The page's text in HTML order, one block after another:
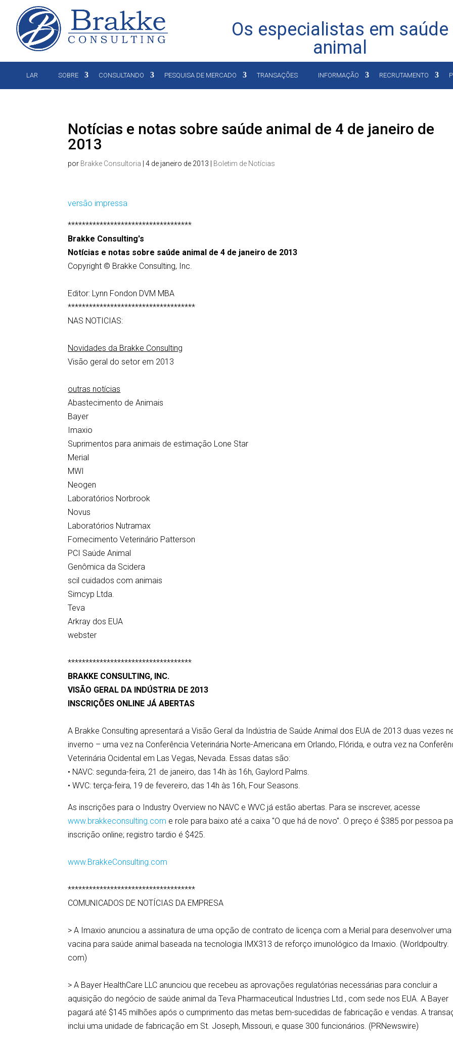
Os especialistas em saúde
animal
LAR SOBRE CONSULTANDO PESQUISA DE MERCADO TRANSAÇÕES INFORMAÇÃO RECRUTAMENTO
Notícias e notas sobre saúde animal de 4 de janeiro de
2013
por Brakke Consultoria |4 de janeiro de 2013 Boletim de Notícias
versão impressa
***********************************
Brakke Consulting's
Notícias e notas sobre saúde animal de 4 de janeiro de 2013
Copyright © Brakke Consulting, Inc.
Editor: Lynn Fondon DVM MBA
************************************
NAS NOTICIAS:
Novidades da Brakke Consulting
Visão geral do setor em 2013
outras notícias
Abastecimento de Animais
Bayer
Imaxio
Suprimentos para animais de estimação Lone Star
Merial
MWI
Neogen
Laboratórios Norbrook
Novus
Laboratórios Nutramax
Fornecimento Veterinário Patterson
PCI Saúde Animal
Genômica da Scidera
scil cuidados com animais
Simcyp Ltda.
Teva
Arkray dos EUA
webster
***********************************
BRAKKE CONSULTING, INC.
VISÃO GERAL DA INDÚSTRIA DE 2013
INSCRIÇÕES ONLINE JÁ ABERTAS
A Brakke Consulting apresentará a Visão Geral da Indústria de Saúde Animal dos EUA de 2013 duas vezes
inverno – uma vez na Conferência Veterinária Norte-Americana em Orlando, Flórida, e outra vez na
Veterinária Ocidental em Las Vegas, Nevada. Essas datas são:
• NAVC: segunda-feira, 21 de janeiro, das 14h às 16h, Gaylord Palms.
• WVC: terça-feira, 19 de fevereiro, das 14h às 16h, Four Seasons.
As inscrições para o Industry Overview no NAVC e WVC já estão abertas. Para se inscrever, acesse
www.brakkeconsulting.com e role para baixo até a caixa "O que há de novo". O preço é $385 por pessoa
inscrição online; registro tardio é $425.
www.BrakkeConsulting.com
************************************
COMUNICADOS DE NOTÍCIAS DA EMPRESA
> A Imaxio anunciou a assinatura de uma opção de contrato de licença com a Merial para desenvolver uma
vacina para saúde animal baseada na tecnologia IMX313 de reforço imunológico da Imaxio. (Worldpoultry.
com)
> A Bayer HealthCare LLC anunciou que recebeu as aprovações regulatórias necessárias para concluir a
aquisição do negócio de saúde animal da Teva Pharmaceutical Industries Ltd., com sede nos EUA. A Bayer
pagará até $145 milhões após o cumprimento das metas bem-sucedidas de fabricação e vendas. A
inclui uma unidade de fabricação em St. Joseph, Missouri, e quase 300 funcionários. (PRNewswire)